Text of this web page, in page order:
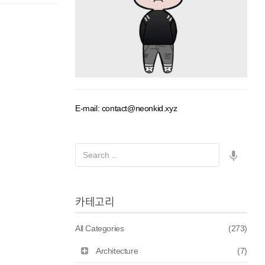
E-mail: contact@neonkid.xyz
카테고리
All Categories (273)
Architecture (7)